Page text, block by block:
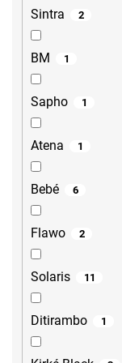
Sintra 2
BM 1
Sapho 1
Atena 1
Bebé 6
Flawo 2
Solaris 11
Ditirambo 1